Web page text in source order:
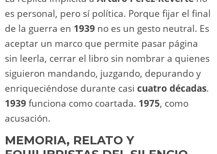
es personal, pero sí política. Porque fijar el final
de la guerra en 1939 no es un gesto neutral. Es
aceptar un marco que permite pasar página
sin leerla, cerrar el libro sin nombrar a quienes
siguieron mandando, juzgando, depurando y
enriqueciéndose durante casi cuatro décadas.
1939funciona como coartada. 1975, como
acusación.
MEMORIA, RELATO Y